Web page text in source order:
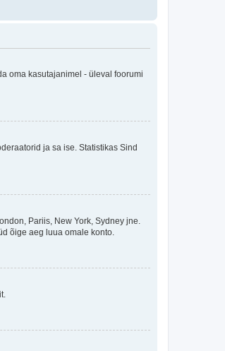
oma kasutajanimel - üleval foorumi
ja sa ise. Statistikas Sind
Pariis, New York, Sydney jne.
õige aeg luua omale konto.